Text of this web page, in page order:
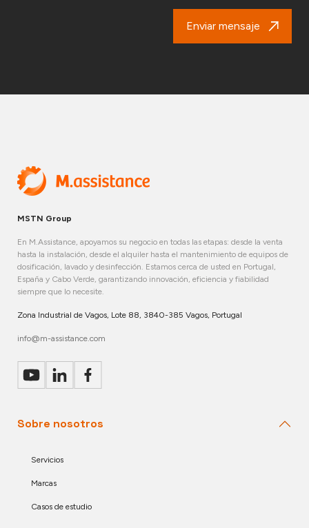
Enviar mensaje
MSTN Group
En M.Assistance, apoyamos su negocio en todas las etapas: desde la venta
hasta la instalación, desde el alquiler hasta el mantenimiento de equipos de
dosificación, lavado y desinfección. Estamos cerca de usted en Portugal,
España y Cabo Verde, garantizando innovación, eficiencia y fiabilidad
siempre que lo necesite.
Zona Industrial de Vagos, Lote 88, 3840-385 Vagos, Portugal
info@m-assistance.com
Sobre nosotros
Servicios
Marcas
Casos de estudio